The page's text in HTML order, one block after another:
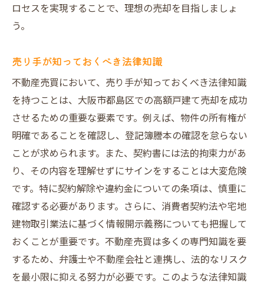
ロセスを実現することで、理想の売却を目指しましょ
う。
売り手が知っておくべき法律知識
不動産売買において、売り手が知っておくべき法律知識
を持つことは、大阪市都島区での高額戸建て売却を成功
させるための重要な要素です。例えば、物件の所有権が
明確であることを確認し、登記簿謄本の確認を怠らない
ことが求められます。また、契約書には法的拘束力があ
り、その内容を理解せずにサインをすることは大変危険
です。特に契約解除や違約金についての条項は、慎重に
確認する必要があります。さらに、消費者契約法や宅地
建物取引業法に基づく情報開示義務についても把握して
おくことが重要です。不動産売買は多くの専門知識を要
するため、弁護士や不動産会社と連携し、法的なリスク
を最小限に抑える努力が必要です。このような法律知識